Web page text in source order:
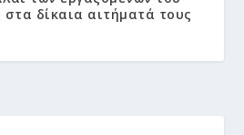
στα δίκαια αιτήματά τους